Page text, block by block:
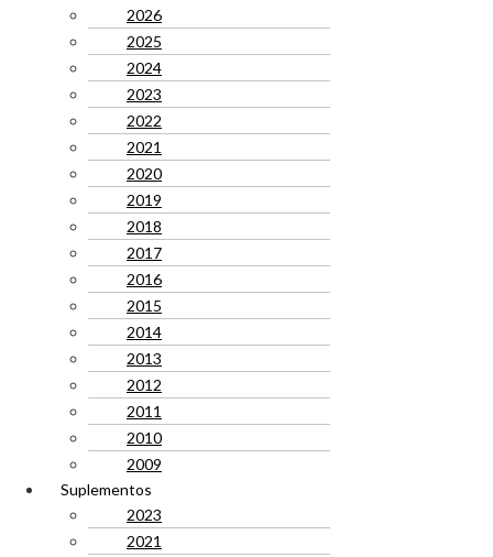
2026
2025
2024
2023
2022
2021
2020
2019
2018
2017
2016
2015
2014
2013
2012
2011
2010
2009
Suplementos
2023
2021